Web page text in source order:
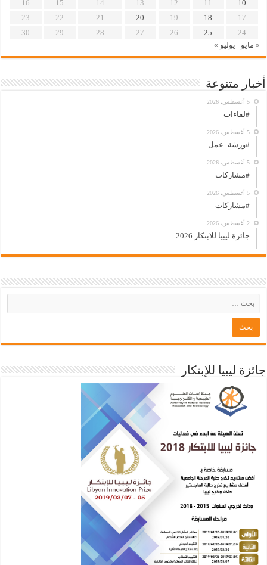
10
11
12
13
14
15
16
17
18
19
20
21
22
23
24
25
26
27
28
29
30
« مايو
يوليو »
أخبار متنوعة
5 أغسطس، 2026
#لقاءات
5 أغسطس، 2026
#ورشة_عمل
5 أغسطس، 2026
#مشاركات
5 أغسطس، 2026
#مشاركات
2 أغسطس، 2026
جائزة ليبيا للابتكار 2026
جائزة ليبيا للإبتكار